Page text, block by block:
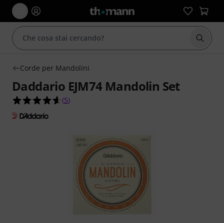
Corde per Mandolini
Daddario EJM74 Mandolin Set
4.6 su 5 stelle su 5 valutazioni dei clienti
(5)